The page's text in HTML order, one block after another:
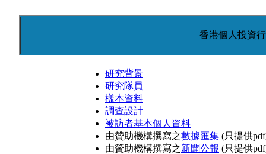
香港個人投資
研究背景
研究隊員
樣本資料
調查設計
被訪者基本個人資料
由贊助機構撰寫之數據匯集 (只提供
由贊助機構撰寫之新聞公報 (只提供